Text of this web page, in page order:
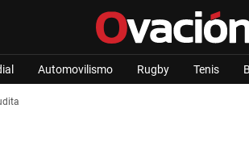
Automovilismo Rugby Tenis